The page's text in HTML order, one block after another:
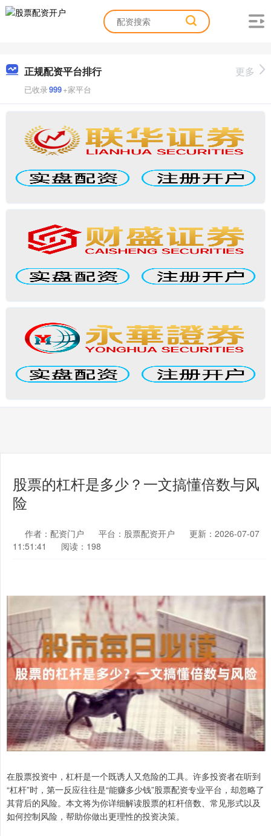
正规配资平台排行
已收录999+家平台
更多
股票的杠杆是多少？一文搞懂倍数与风
险
作者：配资门户 平台：股票配资开户
更新：2026-07-07
11:51:41
阅读：198
在股票投资中，杠杆是一个既诱人又危险的工具。许多投资者在听到
“杠杆”时，第一反应往往是“能赚多少钱”股票配资专业平台，却忽略了
其背后的风险。本文将为你详细解读股票的杠杆倍数、常见形式以及
如何控制风险，帮助你做出更理性的投资决策。